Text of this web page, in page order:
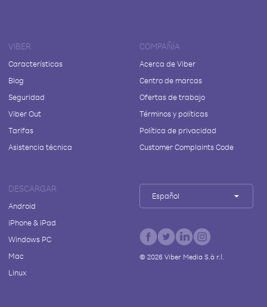
VIBER
Características
Blog
Seguridad
Viber Out
Tarifas
Asistencia técnica
COMPAÑÍA
Acerca de Viber
Centro de marcas
Ofertas de trabajo
Términos y políticas
Política de privacidad
Customer Complaints Code
DESCARGAR
Android
iPhone & iPad
Windows PC
Mac
Linux
Español
© 2026Viber Media S.à r.l.